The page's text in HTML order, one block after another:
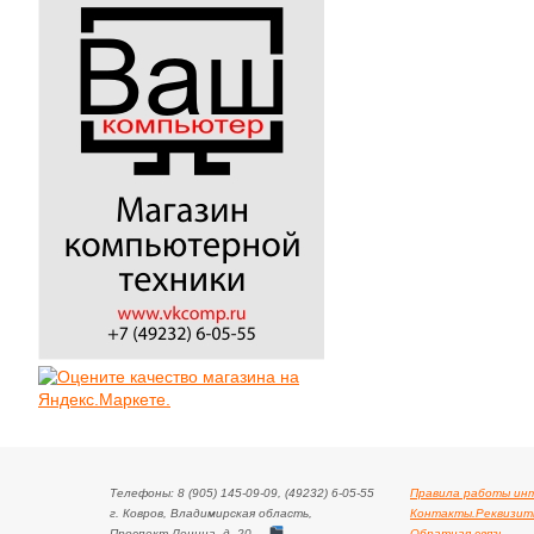
Телефоны: 8 (905) 145-09-09, (49232) 6-05-55
г. Ковров, Владимирская область,
Правила работы